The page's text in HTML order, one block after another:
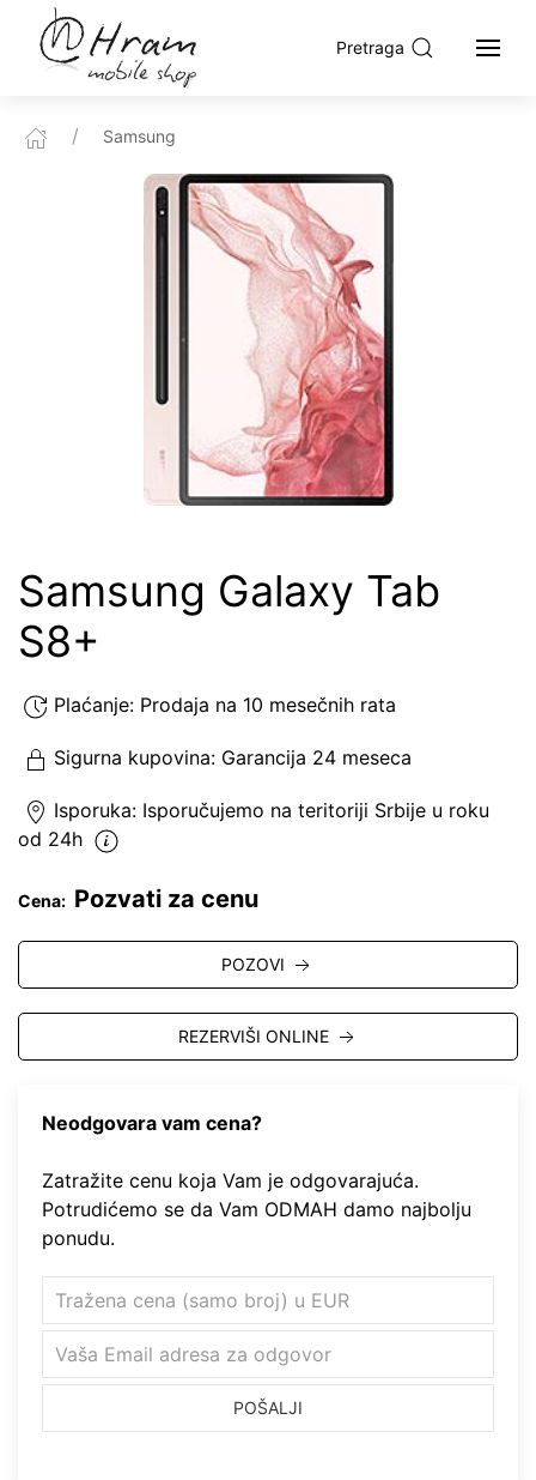
Pretraga
Samsung
Samsung Galaxy Tab
S8+
Plaćanje: Prodaja na 10 mesečnih rata
Sigurna kupovina: Garancija 24 meseca
Isporuka: Isporučujemo na teritoriji Srbije u roku
od 24h
Cena: Pozvati za cenu
POZOVI
REZERVIŠI ONLINE
Neodgovara vam cena?
Zatražite cenu koja Vam je odgovarajuća.
Potrudićemo se da Vam ODMAH damo najbolju
ponudu.
POŠALJI